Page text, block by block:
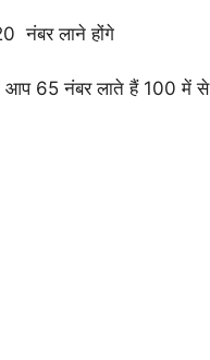
नंबर लाने होंगे
65 नंबर लाते हैं 100 में से